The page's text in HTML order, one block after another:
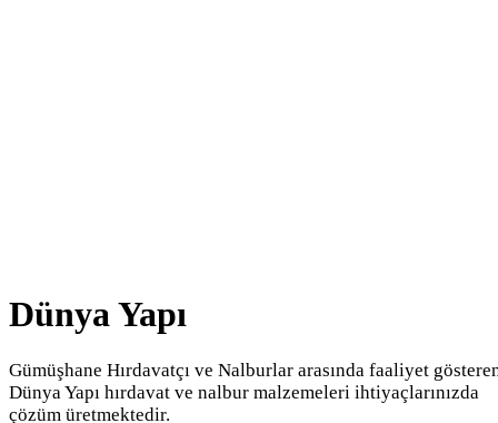
Dünya Yapı
Gümüşhane Hırdavatçı ve Nalburlar arasında faaliyet
Dünya Yapı hırdavat ve nalbur malzemeleri ihtiyaçlarınızda
çözüm üretmektedir.